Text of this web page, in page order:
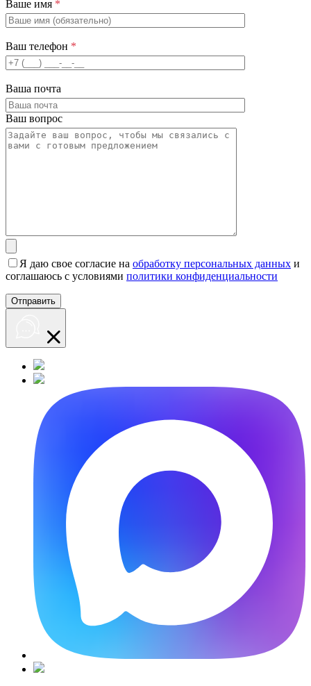
Ваше имя *
Ваш телефон *
Ваша почта
Ваш вопрос
Я даю свое согласие на обработку персональных данных и
соглашаюсь с условиями политики конфиденциальности